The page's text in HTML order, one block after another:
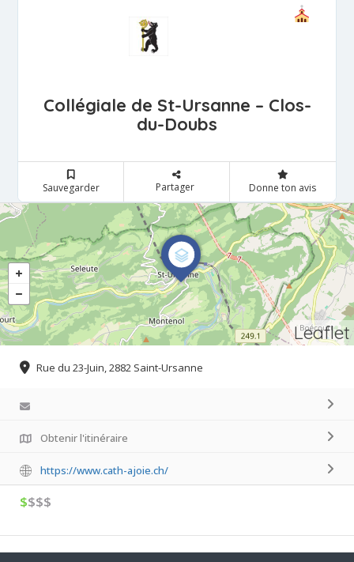
Collégiale de St-Ursanne – Clos-
du-Doubs
Sauvegarder Partager Donne ton avis
Leaflet
Rue du 23-Juin, 2882 Saint-Ursanne
Obtenir l'itinéraire
https://www.cath-ajoie.ch/
$$$$